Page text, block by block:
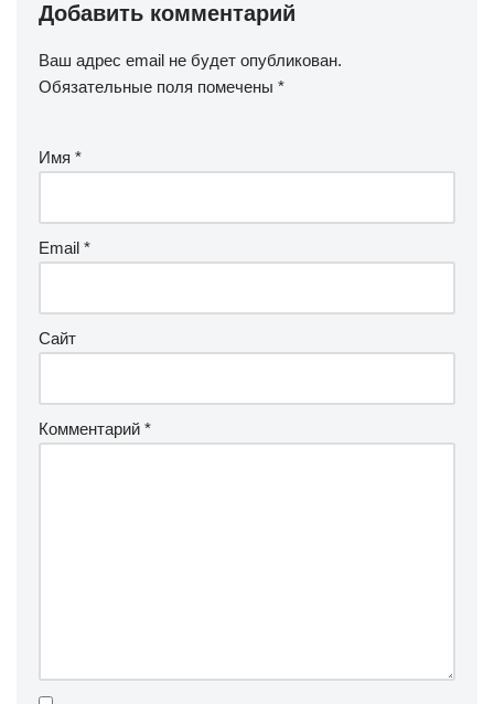
Добавить комментарий
Ваш адрес email не будет опубликован.
Обязательные поля помечены *
Имя *
Email *
Сайт
Комментарий *